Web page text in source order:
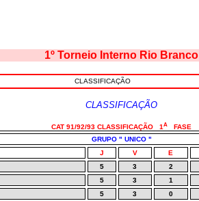
1º Torneio Interno Rio Branco
CLASSIFICAÇÃO
CLASSIFICAÇÃO
CAT 91/92/93 CLASSIFICAÇÃO 1A FASE
GRUPO " UNICO "
J V E
5 3 2
5 3 1
5 3 0